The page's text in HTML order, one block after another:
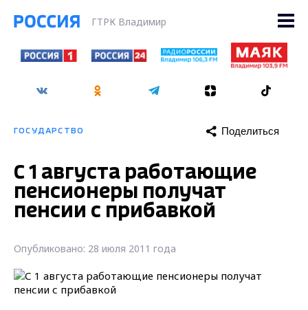
ГТРК Владимир
ГОСУДАРСТВО Поделиться
С 1 августа работающие
пенсионеры получат
пенсии с прибавкой
Опубликовано: 28 июля 2011 года